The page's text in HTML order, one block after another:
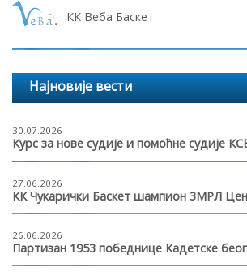
КК Веба Баскет
Најновије вести
30.07.2026
Курс за нове судије и помоћне судије
27.06.2026
КК Чукарички Баскет шампион 3МРЛ
26.06.2026
Партизан 1953 победнице Кадетске